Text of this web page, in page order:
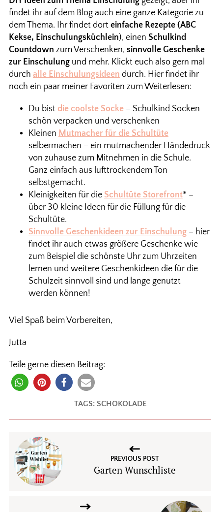
findet ihr auf dem Blog auch eine ganze Kategorie zu
dem Thema. Ihr findet dort einfache Rezepte (ABC
Kekse, Einschulungsküchlein), einen Schulkind
Countdown zum Verschenken, sinnvolle Geschenke
zur Einschulungund mehr. Klickt euch also gern mal
durch alle Einschulungsideen durch. Hier findet ihr
noch ein paar meiner Favoriten zum Weiterlesen:
Du bist die coolste Socke– Schulkind Socken
schön verpacken und verschenken
Kleinen Mutmacher für die Schultüte
selbermachen – ein mutmachender Händedruck
von zuhause zum Mitnehmen in die Schule.
Ganz einfach aus lufttrockendem Ton
selbstgemacht.
Kleinigkeiten für die Schultüte Storefront* –
über 30 kleine Ideen für die Füllung für die
Schultüte.
Sinnvolle Geschenkideen zur Einschulung– hier
findet ihr auch etwas größere Geschenke wie
zum Beispiel die schönste Uhr zum Uhrzeiten
lernen und weitere Geschenkideen die für die
Schulzeit sinnvoll sind und lange genutzt
werden können!
Viel Spaß beim Vorbereiten,
Jutta
Teile gerne diesen Beitrag:
TAGS: SCHOKOLADE
PREVIOUS POST
Garten Wunschliste